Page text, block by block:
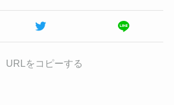
URLをコピーする